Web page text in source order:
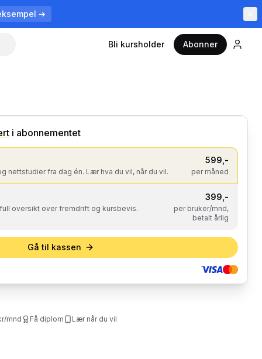
➔
Bli kursholder Abonner
i abonnementet
nettstudier fra dag én. Lær hva du vil, når du vil.
599 ,-
per måned
oversikt over fremdrift og kursbevis.
399 ,-
per bruker/mnd,
betalt årlig
Gå til kassen
mnd Få diplom Lær når du vil